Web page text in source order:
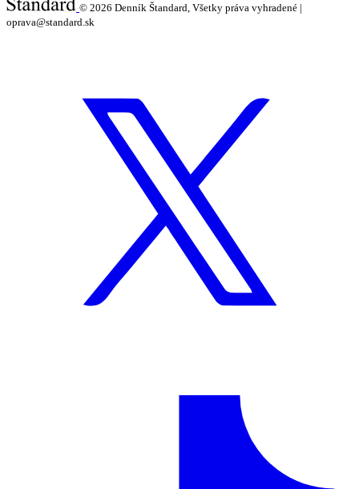
© 2026 Denník Štandard, Všetky práva vyhradené |
oprava@standard.sk